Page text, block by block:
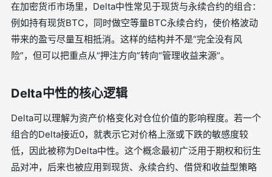
在加密货币市场里，Delta中性常见于现货与永续合约的组合：
例如持有现货BTC，同时做空等量BTC永续合约，使价格波动
带来的盈亏尽量互相抵消。这样的结构并不是“完全没有风
险”，但可以把重点从“押注方向”转向“管理收益来源”。
Delta中性的核心逻辑
Delta可以理解为资产价格变化对仓位价值的影响程度。若一个
组合的Delta接近0，就表示它对价格上涨或下跌的敏感度较
低，因此被称为Delta中性。这个概念最初广泛用于期权和衍生
品对冲，后来也被应用到现货、永续合约、借贷和收益型策略